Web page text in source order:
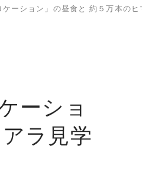
ケーション」の昼食と 約５万本の
ーショ
アラ見学